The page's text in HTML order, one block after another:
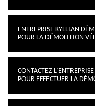
ENTREPRISE KYLLIAN
POUR LA DÉMOLITION
CONTACTEZ
POUR EFFECTUER LA